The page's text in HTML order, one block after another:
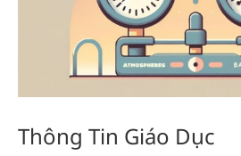
Thông Tin Giáo Dục